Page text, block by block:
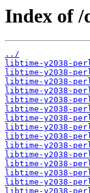
Index of
../
libtime-y2038-
libtime-y2038-
libtime-y2038-
libtime-y2038-
libtime-y2038-
libtime-y2038-
libtime-y2038-
libtime-y2038-
libtime-y2038-
libtime-y2038-
libtime-y2038-
libtime-y2038-
libtime-y2038-
libtime-y2038-
libtime-y2038-